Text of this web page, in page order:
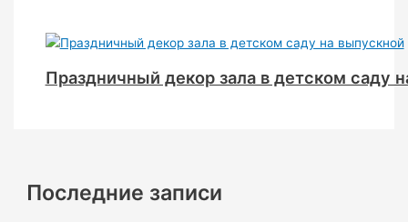
Праздничный декор зала в детском саду
Последние записи